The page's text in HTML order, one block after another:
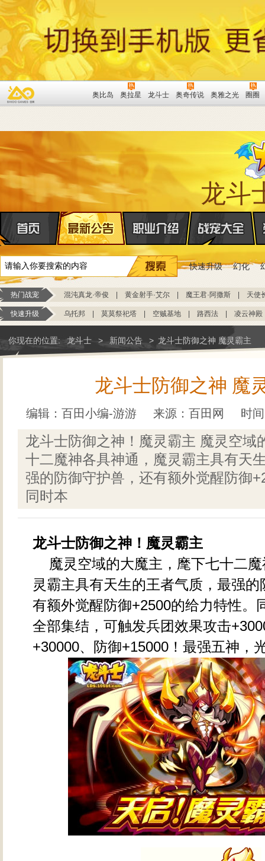
奥比岛 奥拉星 龙斗士 奥奇传说 奥雅之光 圈圈
龙斗
快速升级 幻化
热门战宠 混沌真龙·帝俊 黄金射手·艾尔 魔王君·阿撒斯 天使
快速升级 乌托邦 莫莫祭祀塔 空贼基地 路西法 凌云神殿
你现在的位置: 龙斗士 > 新闻公告 > 龙斗士防御之神 魔灵霸主
龙斗士防御之神 魔
编辑：百田小编-游游 来源： 百田网 时
龙斗士防御之神！魔灵霸主 魔灵空域
十二魔神各具神通，魔灵霸主具有天
强的防御守护兽，还有额外觉醒防御
同时本
龙斗士防御之神！魔灵霸主
魔灵空域的大魔主，麾下七十二魔
灵霸主具有天生的王者气质，最强
有额外觉醒防御+2500的给力特性。
全部集结，可触发兵团效果攻击
+30000、防御+15000！最强五神，